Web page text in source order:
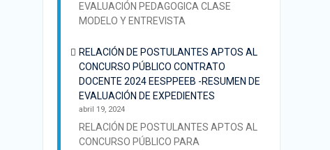
EVALUACIÓN PEDAGOGICA CLASE
MODELO Y ENTREVISTA
RELACIÓN DE POSTULANTES APTOS AL
CONCURSO PÚBLICO CONTRATO
DOCENTE 2024 EESPPEEB -RESUMEN DE
EVALUACIÓN DE EXPEDIENTES
abril 19, 2024
RELACIÓN DE POSTULANTES APTOS AL
CONCURSO PÚBLICO PARA